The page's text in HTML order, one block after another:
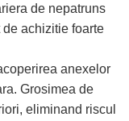
de nepatruns
achizitie foarte
anexelor
Grosimea de
eliminand riscul